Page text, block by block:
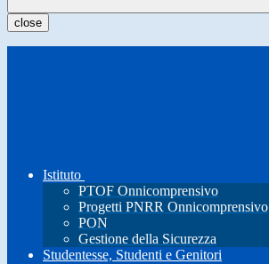
close
Istituto
PTOF Onnicomprensivo
Progetti PNRR Onnicomprensivo
PON
Gestione della Sicurezza
Studentesse, Studenti e Genitori